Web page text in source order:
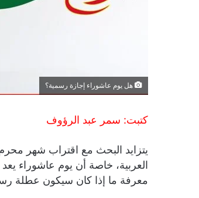
هل يوم عاشوراء إجازة رسمية؟
كتبت: سمر عبد الرؤوف
العربية، خاصة أن يوم عاشوراء
معرفة ما إذا كان سيكون عطلة